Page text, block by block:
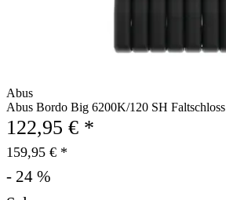
Abus
Abus Bordo Big 6200K/120 SH Faltschloss
122,95 € *
159,95 € *
- 24 %